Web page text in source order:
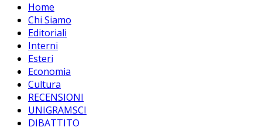
Home
Chi Siamo
Editoriali
Interni
Esteri
Economia
Cultura
RECENSIONI
UNIGRAMSCI
DIBATTITO